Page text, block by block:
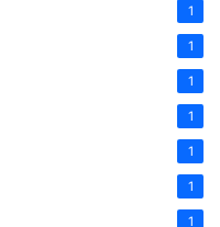
1
1
1
1
1
1
1